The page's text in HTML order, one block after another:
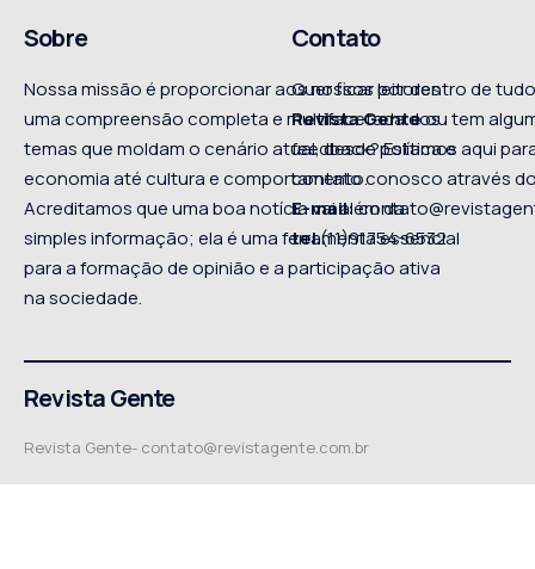
Sobre
Nossa missão é proporcionar aos nossos leitores
uma compreensão completa e multifacetada dos
temas que moldam o cenário atual, desde política e
economia até cultura e comportamento.
Acreditamos que uma boa notícia vai além da
simples informação; ela é uma ferramenta essencial
para a formação de opinião e a participação ativa
na sociedade.
Contato
Quer ficar por dentro de
Revista Genteou tem
feedback? Estamos aqui
contato conosco através
E-mail:
tel.(11)91754-6532
Revista Gente
Revista Gente- contato@revistagente.com.br